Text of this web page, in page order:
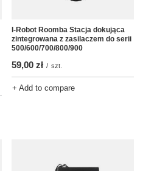
I-Robot Roomba Stacja dokująca
zintegrowana z zasilaczem do serii
500/600/700/800/900
59,00 zł / szt.
+ Add to compare